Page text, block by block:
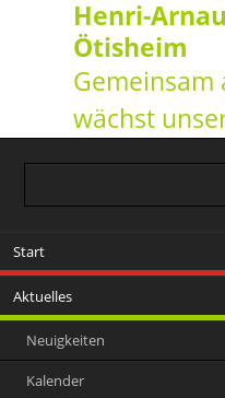
Henri-
Ötisheim
wächst
überspringen
Start
Aktuelles
Neuigkeiten
Kalender